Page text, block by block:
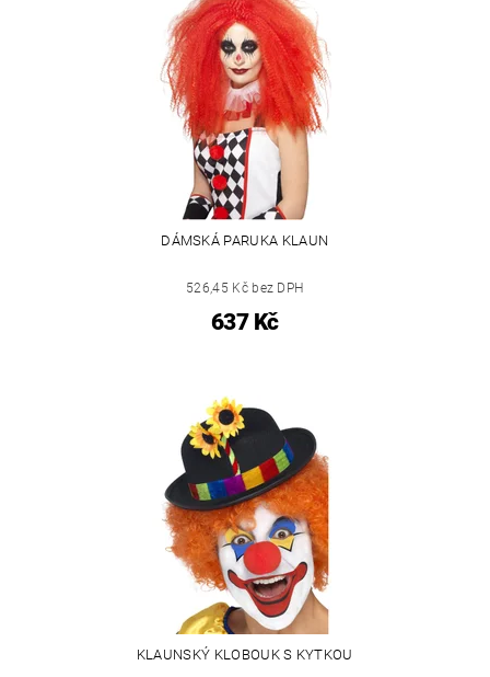
DÁMSKÁ PARUKA KLAUN
526,45 Kč bez DPH
637 Kč
KLAUNSKÝ KLOBOUK S KYTKOU